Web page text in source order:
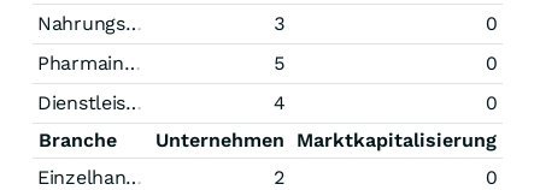
Nahrungsmittel
3
0
Pharmaindustrie
5
0
Dienstleistungen
4
0
Branche
Unternehmen
Marktkapitalisierung
Einzelhandel
2
0